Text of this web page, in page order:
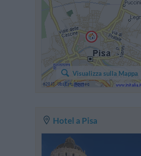
Visualizza sulla Mappa
Hotel a Pisa